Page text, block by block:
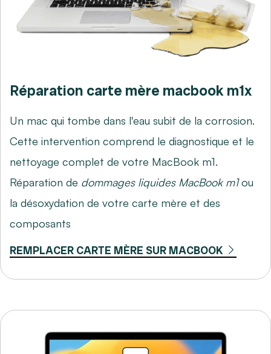
Réparation carte mère macbook m1x
Un mac qui tombe dans l'eau subit de la corrosion.
Cette intervention comprend le diagnostique et le
nettoyage complet de votre MacBook m1.
Réparation de dommages liquides MacBook m1ou
la désoxydation de votre carte mère et des
composants
REMPLACER CARTE MÈRE SUR MACBOOK